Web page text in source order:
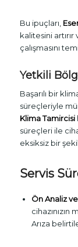
Bu ipuçları,
kalitesini
çalışmasını
Yetkili
Başarılı bir
süreçleriyle
Klima Tamircisi
süreçleri ile
eksiksiz bir
Servis
Ön Analiz
Arıza